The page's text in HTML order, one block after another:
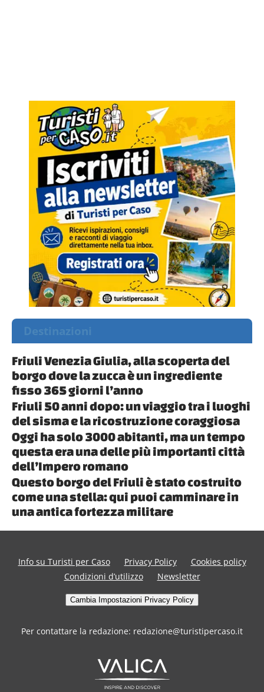
Destinazioni
Friuli Venezia Giulia, alla scoperta del
borgo dove la zucca è un ingrediente
fisso 365 giorni l’anno
Friuli 50 anni dopo: un viaggio tra i luoghi
del sisma e la ricostruzione coraggiosa
Oggi ha solo 3000 abitanti, ma un tempo
questa era una delle più importanti città
dell’Impero romano
Questo borgo del Friuli è stato costruito
come una stella: qui puoi camminare in
una antica fortezza militare
Info su Turisti per Caso Privacy Policy
Cookies policy
Condizioni d’utilizzo
Newsletter
Cambia Impostazioni Privacy Policy
Per contattare la redazione: redazione@turistipercaso.it